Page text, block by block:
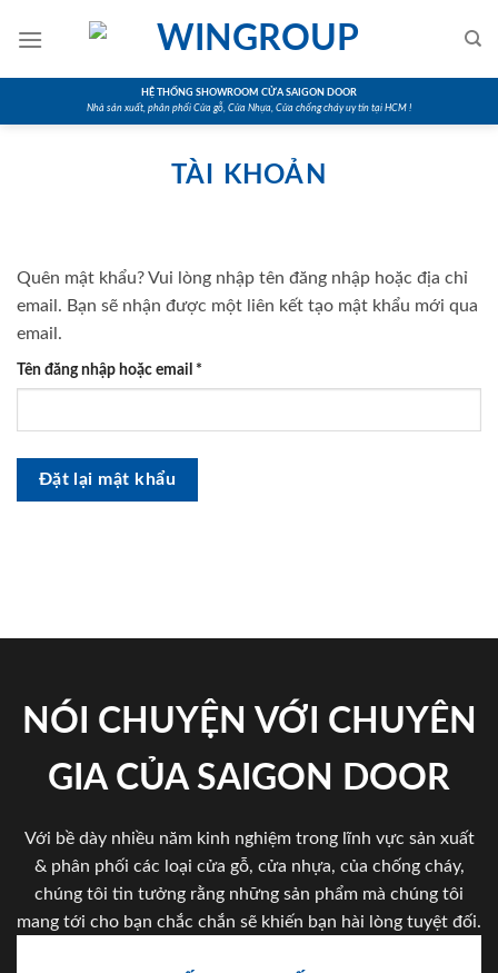
HỆ THỐNG SHOWROOM CỬA SAIGON DOOR
Nhà sản xuất, phân phối Cửa gỗ, Cửa Nhựa, Cửa chống cháy uy tín tại HCM !
TÀI KHOẢN
Quên mật khẩu? Vui lòng nhập tên đăng nhập hoặc địa chỉ
email. Bạn sẽ nhận được một liên kết tạo mật khẩu mới qua
email.
Tên đăng nhập hoặc email *
buộc
Đặt lại mật khẩu
NÓI CHUYỆN VỚI CHUYÊN
GIA CỦA SAIGON DOOR
Với bề dày nhiều năm kinh nghiệm trong lĩnh vực sản xuất
& phân phối các loại cửa gỗ, cửa nhựa, của chống cháy,
chúng tôi tin tưởng rằng những sản phẩm mà chúng tôi
mang tới cho bạn chắc chắn sẽ khiến bạn hài lòng tuyệt đối.